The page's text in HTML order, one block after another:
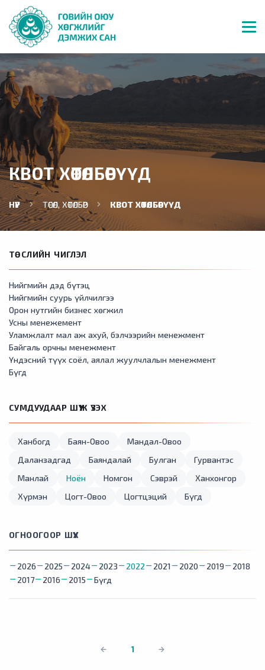
КВОТ ХӨТӨЛБӨРҮҮД
НҮҮР ТӨСӨЛ, ХӨТӨЛБӨР КВОТ ХӨТӨЛБӨРҮҮД
ТӨСЛИЙН ЧИГЛЭЛ
Нийгмийн дэд бүтэц
Нийгмийн суурь үйлчилгээ
Орон нутгийн бизнес хөгжил
Усны менежемент
Уламжлалт мал аж ахуй, бэлчээрийн менежмент
Байгаль орчны менежмент
Үндэсний түүх соёл, аялал жуулчлалын менежмент
Бүгд
СУМДУУДААР ШҮҮЖ ҮЗЭХ
Ханбогд Баян-Овоо
Мандал-Овоо
Даланзадгад
Баяндалай Булган
Гурвантэс
Манлай
Ноён Номгон Сэврэй
Ханхонгор
Хүрмэн
Цогт-Овоо Цогтцэций Бүгд
ОГНООГООР ШҮҮХ
2026 2025 2024 2023 2022 2021 2020 2019
2018
2017
2016 2015 Бүгд
1